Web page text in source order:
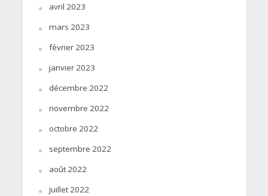
avril 2023
mars 2023
février 2023
janvier 2023
décembre 2022
novembre 2022
octobre 2022
septembre 2022
août 2022
juillet 2022